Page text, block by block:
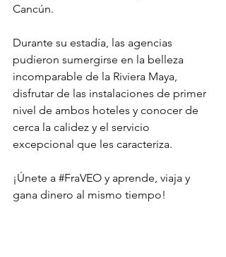
Cancún.
Durante su estadía, las agencias
pudieron sumergirse en la belleza
incomparable de la Riviera Maya,
disfrutar de las instalaciones de primer
nivel de ambos hoteles y conocer de
cerca la calidez y el servicio
excepcional que les caracteriza.
¡Únete a #FraVEO y aprende, viaja y
gana dinero al mismo tiempo!